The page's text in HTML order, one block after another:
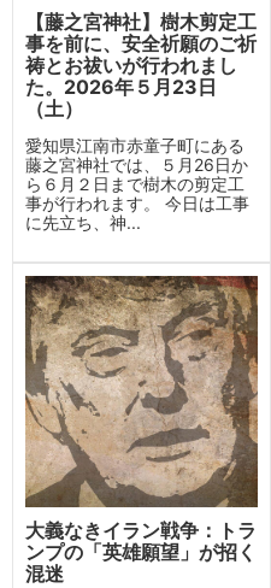
【藤之宮神社】樹木剪定工
事を前に、安全祈願のご祈
祷とお祓いが行われまし
た。2026年５月23日
（土）
愛知県江南市赤童子町にある
藤之宮神社では、５月26日か
ら６月２日まで樹木の剪定工
事が行われます。 今日は工事
に先立ち、神...
大義なきイラン戦争：トラ
ンプの「英雄願望」が招く
混迷